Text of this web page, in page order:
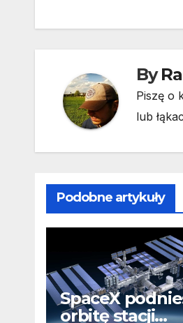
By
Piszę o
lub
Podobne artykuły
SpaceX
orbitę stacji